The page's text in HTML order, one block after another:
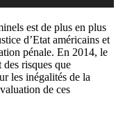
est de plus en plus
d’Etat américains et
pénale. En 2014, le
risques que
les inégalités de la
de ces